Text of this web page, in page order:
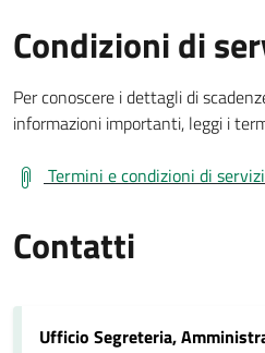
Condizioni di
Per conoscere i dettagli di
informazioni importanti, leggi i
Termini e condizioni di
Contatti
Ufficio Segreteria,